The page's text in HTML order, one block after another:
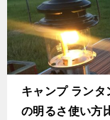
キャンプ ラン
の明るさ使い方